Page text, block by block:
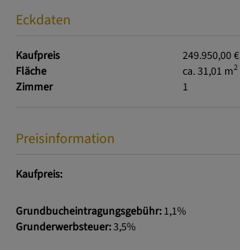
Eckdaten
Kaufpreis
249.950,00 €
Fläche
ca. 31,01 m2
Zimmer 1
Preisinformation
Kaufpreis:
Grundbucheintragungsgebühr: 1,1%
Grunderwerbsteuer:3,5%